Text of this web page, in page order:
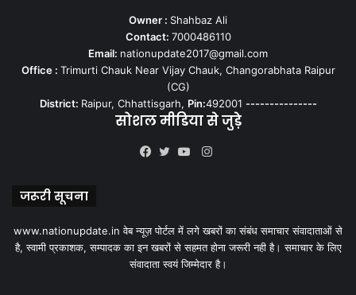
Owner : Shahbaz Ali
Contact: 7000486110
Email: nationupdate2017@gmail.com
Office : Trimurti Chauk Near Vijay Chauk, Changorabhata Raipur
(CG)
District: Raipur, Chhattisgarh, Pin:492001 ---------------
सोशल मीडिया से जुड़े
Instagram
जरूरी सूचना
www.nationupdate.in वेब न्यूज़ पोर्टल में लगे खबरों का संबंध समाचार संवादाताओं से
है, स्वामी प्रकाशक, सम्पादक का इन खबरों से सहमत होना जरूरी नही है। समाचार के लिए
संवादाता स्वयं जिम्मेदार है।